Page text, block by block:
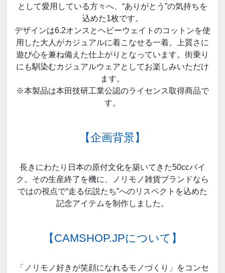
として愛用している方々へ、“ありがとう”の気持ちを
込めた1枚です。
デザインは6.2オンスとヘビーウェイトのコットンを使
用した大人がカジュアルに着こなせる一着。上質さに
遊び心を兼ね備えた仕上がりとなっています。街乗り
にも馴染むカジュアルウェアとしてお楽しみいただけ
ます。
※本製品は本田技研工業公認のライセンス取得商品で
す。
【企画背景】
長きにわたり日本の原付文化を築いてきた50ccバイ
ク。その生産終了を機に、ノリモノ雑貨ブランドなら
ではの視点で“走る伝説たち”へのリスペクトを込めた
記念アイテムを制作しました。
【CAMSHOP.JPについて】
「ノリモノ好きが笑顔になれるモノづくり」をコンセ